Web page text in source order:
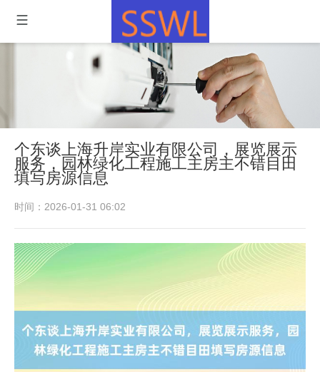
个东谈上海升岸实业有限公司，展览展示
服务，园林绿化工程施工主房主不错目田
填写房源信息
时间：2026-01-31 06:02